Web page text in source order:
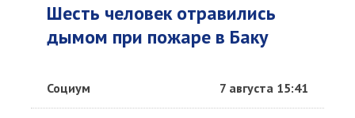
Шесть человек отравились
дымом при пожаре в Баку
Социум 7 августа 15:41